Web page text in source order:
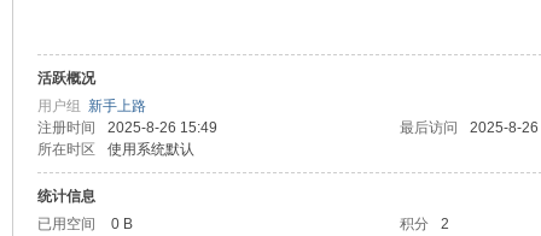
活跃概况
用户组 新手上路
注册时间
2025-8-26 15:49 最后访问
2025-8-
所在时区
使用系统默认
统计信息
已用空间
0 B 积分
2